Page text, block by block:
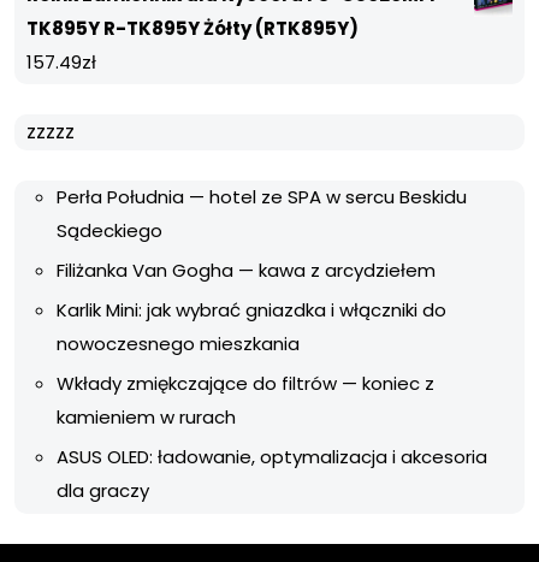
TK895Y R-TK895Y Żółty (RTK895Y)
157.49zł
zzzzz
Perła Południa — hotel ze SPA w sercu Beskidu
Sądeckiego
Filiżanka Van Gogha — kawa z arcydziełem
Karlik Mini: jak wybrać gniazdka i włączniki do
nowoczesnego mieszkania
Wkłady zmiękczające do filtrów — koniec z
kamieniem w rurach
ASUS OLED: ładowanie, optymalizacja i akcesoria
dla graczy